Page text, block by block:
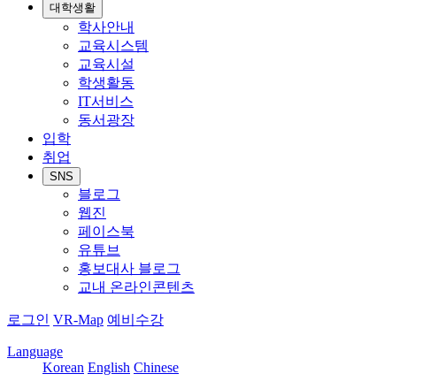
대학생활
학사안내
교육시스템
교육시설
학생활동
IT서비스
동서광장
입학
취업
SNS
블로그
웹진
페이스북
유튜브
홍보대사 블로그
교내 온라인콘텐츠
로그인 VR-Map 예비수강
Language
Korean English Chinese